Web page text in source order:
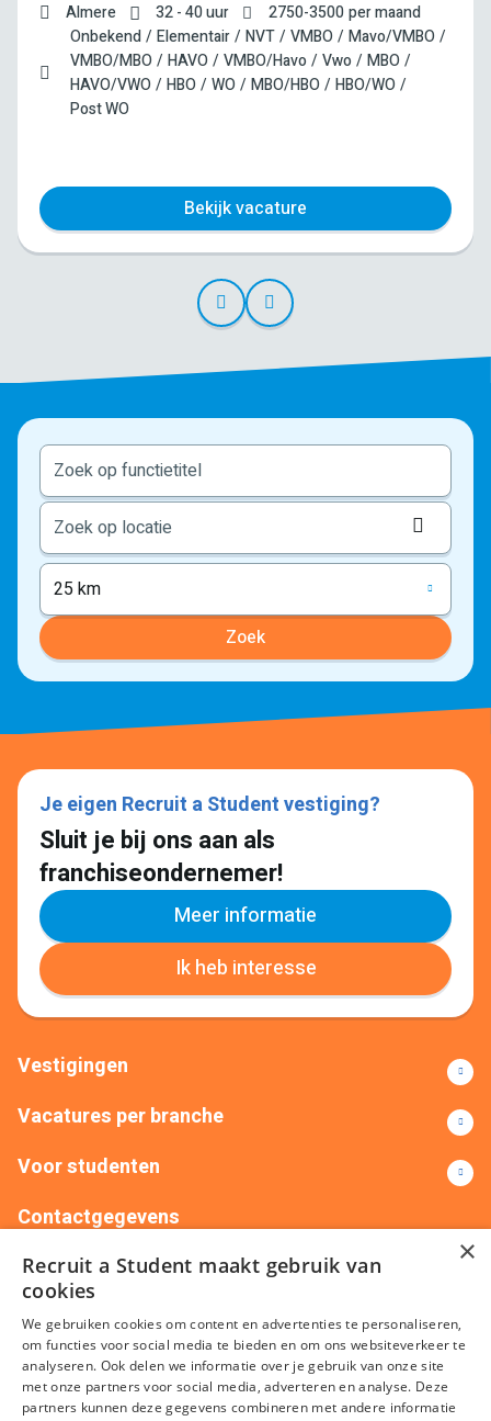
Almere 32 - 40 uur 2750-3500per maand
Onbekend
Elementair NVT VMBO
Mavo/VMBO
VMBO/MBO
HAVO VMBO/Havo Vwo
MBO
HAVO/VWO
HBO WO MBO/HBO
HBO/WO
Post WO
Bekijk vacature
25 km
Zoek
Je eigen Recruit a Student vestiging?
Sluit je bij ons aan als
franchiseondernemer!
Meer informatie
Ik heb interesse
Vestigingen
Vacatures per branche
Voor studenten
Contactgegevens
+31(0)88 522 00 76
info@recruitastudent.nl
Alle vestigingen
×
Recruit a Student maakt gebruik van
cookies
We gebruiken cookies om content en advertenties te personaliseren,
om functies voor social media te bieden en om ons websiteverkeer te
analyseren. Ook delen we informatie over je gebruik van onze site
met onze partners voor social media, adverteren en analyse. Deze
partners kunnen deze gegevens combineren met andere informatie